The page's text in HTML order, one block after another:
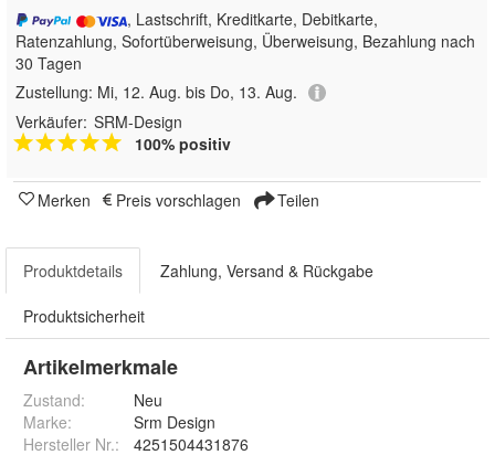
, Lastschrift, Kreditkarte, Debitkarte,
Ratenzahlung, Sofortüberweisung, Überweisung, Bezahlung nach
30 Tagen
Zustellung: Mi, 12. Aug. bis Do, 13. Aug.
Verkäufer: SRM-Design
100% positiv
Merken Preis vorschlagen Teilen
Produktdetails Zahlung, Versand & Rückgabe
Produktsicherheit
Artikelmerkmale
Zustand:
Neu
Marke:
Srm Design
Hersteller Nr.:
4251504431876